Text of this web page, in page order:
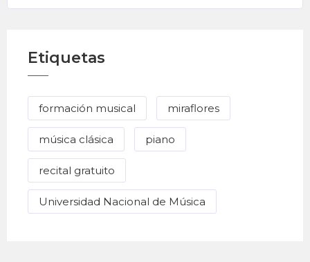
Etiquetas
formación musical miraflores
música clásica piano
recital gratuito
Universidad Nacional de Música